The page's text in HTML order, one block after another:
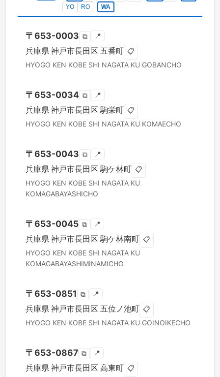
YO
RO WA
〒653-0003 ⧉ 📍
兵庫県 神戸市長田区 五番町 📋
HYOGO KEN KOBE SHI NAGATA KU GOBANCHO
〒653-0034 ⧉ 📍
兵庫県 神戸市長田区 駒栄町 📋
HYOGO KEN KOBE SHI NAGATA KU KOMAECHO
〒653-0043 ⧉ 📍
兵庫県 神戸市長田区 駒ケ林町 📋
HYOGO KEN KOBE SHI NAGATA KU
KOMAGABAYASHICHO
〒653-0045 ⧉ 📍
兵庫県 神戸市長田区 駒ケ林南町 📋
HYOGO KEN KOBE SHI NAGATA KU
KOMAGABAYASHIMINAMICHO
〒653-0851 ⧉ 📍
兵庫県 神戸市長田区 五位ノ池町 📋
HYOGO KEN KOBE SHI NAGATA KU GOINOIKECHO
〒653-0867 ⧉ 📍
兵庫県 神戸市長田区 高東町 📋